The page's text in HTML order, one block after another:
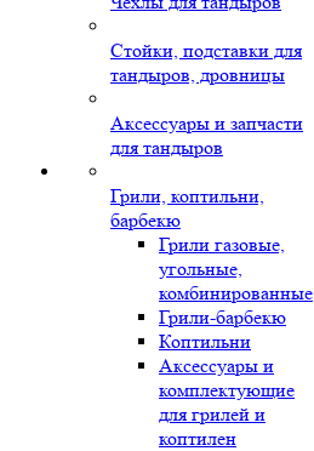
Стойки, подставки для
тандыров, дровницы
Аксессуары и запчасти
для тандыров
Грили, коптильни,
барбекю
Грили газовые,
угольные,
комбинированные
Грили-барбекю
Коптильни
Аксессуары и
комплектующие
для грилей и
коптилен